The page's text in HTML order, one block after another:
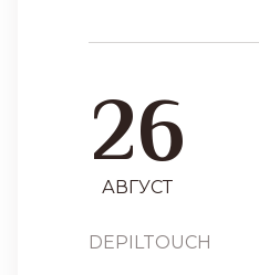
26
АВГУСТ
DEPILTOUCH